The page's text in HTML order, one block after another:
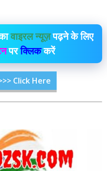
वाइरल न्यूज़पढ़ने के लिए
परक्लिककरें
Click Here